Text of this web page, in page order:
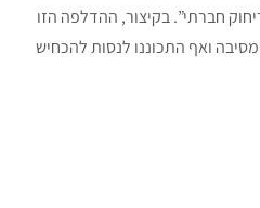
חברתי”. בקיצור, ההדלפה הזו
דאונינג 10 ערכו מסיבה ואף התכוננו לנסות להכחיש